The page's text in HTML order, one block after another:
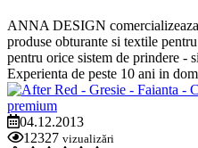
ANNA DESIGN
produse obturante si textile
pentru orice sistem de prindere -
Experienta de peste 10 ani in
04.12.2013
12327 vizualizări